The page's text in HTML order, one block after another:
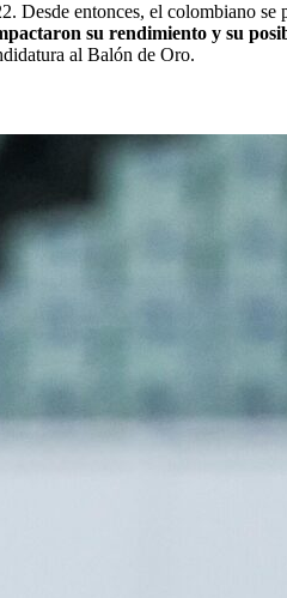
entonces, el colombiano se
su rendimiento y su
al Balón de Oro.